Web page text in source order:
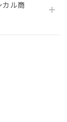
カル商